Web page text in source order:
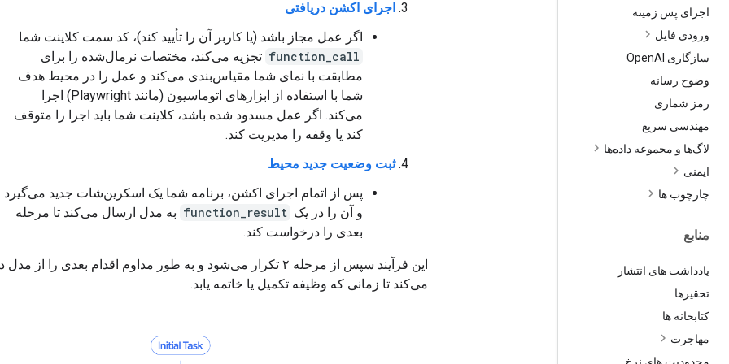
اجرای پس زمینه
ورودی فایل
سازگاری Open AI
وضوح رسانه
رمز شماری
مهندسی سریع
لاگ‌ها و مجموعه داده‌ها
ایمنی
چارچوب ها
منابع
یادداشت های انتشار
تحقیرها
کتابخانه ها
مهاجرت
محدودیت های نرخ
اجرای اکشن دریافتی
اگر عمل مجاز باشد (یا کاربر آن را تأیید کند)، کد سمت کلاینت شما
function_call تجزیه می‌کند، مختصات نرمال‌شده را برای
مطابقت با نمای شما مقیاس‌بندی می‌کند و عمل را در محیط هدف
شما با استفاده از ابزارهای اتوماسیون (مانند Playwright) اجرا
می‌کند. اگر عمل مسدود شده باشد، کلاینت شما باید اجرا را متوقف
کند یا وقفه را مدیریت کند.
ثبت وضعیت جدید محیط
پس از اتمام اجرای اکشن، برنامه شما یک اسکرین‌شات جدید می‌گیرد
و آن را در یک function_result به مدل ارسال می‌کند تا مرحله
بعدی را درخواست کند.
این فرآیند سپس از مرحله ۲ تکرار می‌شود و به طور مداوم اقدام بعدی را
می‌کند تا زمانی که وظیفه تکمیل یا خاتمه یابد.